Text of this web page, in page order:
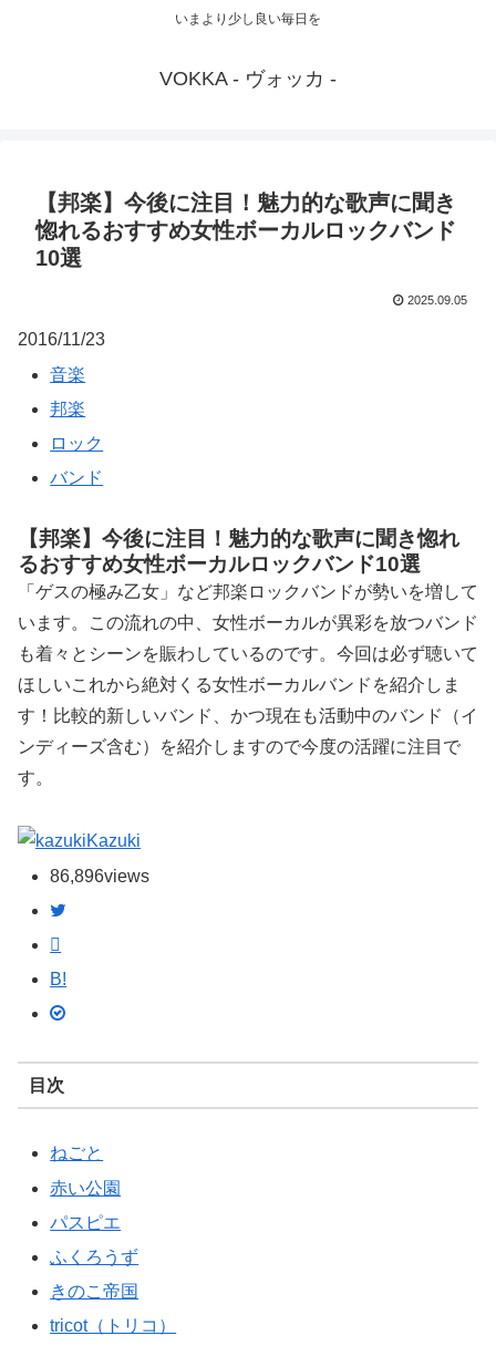
いまより少し良い毎日を
VOKKA - ヴォッカ -
【邦楽】今後に注目！魅力的な歌声に聞き
惚れるおすすめ女性ボーカルロックバンド
10選
2025.09.05
2016/11/23
音楽
邦楽
ロック
バンド
【邦楽】今後に注目！魅力的な歌声に聞き惚れ
るおすすめ女性ボーカルロックバンド10選
「ゲスの極み乙女」など邦楽ロックバンドが勢いを増して
います。この流れの中、女性ボーカルが異彩を放つバンド
も着々とシーンを賑わしているのです。今回は必ず聴いて
ほしいこれから絶対くる女性ボーカルバンドを紹介しま
す！比較的新しいバンド、かつ現在も活動中のバンド（イ
ンディーズ含む）を紹介しますので今度の活躍に注目で
す。
Kazuki
86,896views
B!
目次
ねごと
赤い公園
パスピエ
ふくろうず
きのこ帝国
tricot（トリコ）